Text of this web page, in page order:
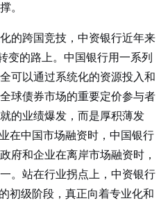
。
的跨国竞技，中资银行近年来
变的路上。中国银行用一系列
可以通过系统化的资源投入和
球债券市场的重要定价参与者
的业绩爆发，而是厚积薄发
在中国市场融资时，中国银行
府和企业在离岸市场融资时，
。站在行业拐点上，中资银行
初级阶段，真正向着专业化和